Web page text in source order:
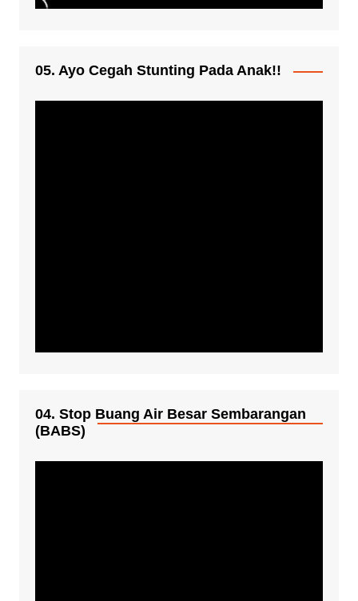
05. Ayo Cegah Stunting Pada Anak!!
04. Stop Buang Air Besar Sembarangan
(BABS)